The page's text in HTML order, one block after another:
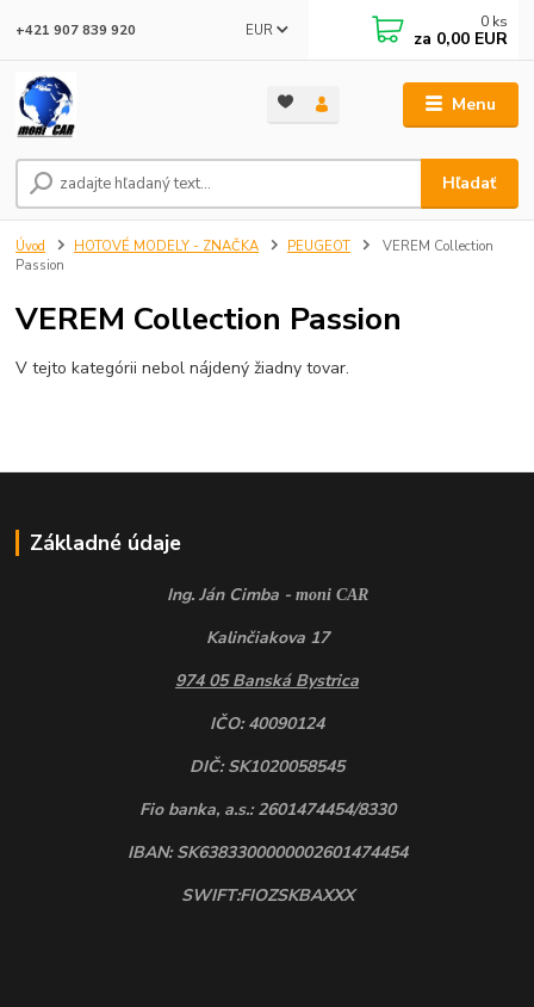
Menu
EUR
Hľadať
+421 907 839 920 0 ks
za 0,00 EUR
Úvod HOTOVÉ MODELY - ZNAČKA PEUGEOT
VEREM Collection
Passion
VEREM Collection Passion
V tejto kategórii nebol nájdený žiadny tovar.
Základné údaje
Ing. Ján Cimba - moni CAR
Kalinčiakova 17
974 05 Banská Bystrica
IČO: 40090124
DIČ: SK1020058545
Fio banka, a.s.: 2601474454/8330
IBAN: SK6383300000002601474454
SWIFT:FIOZSKBAXXX